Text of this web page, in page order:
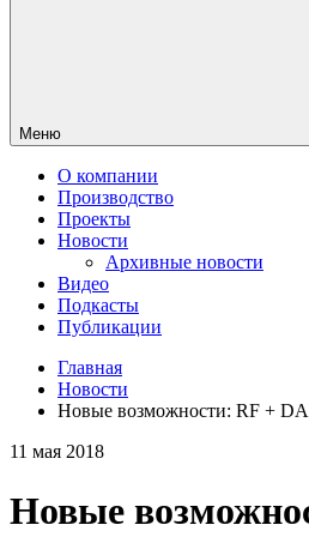
Меню
О компании
Производство
Проекты
Новости
Архивные новости
Видео
Подкасты
Публикации
Главная
Новости
Новые возможности: RF +
11 мая 2018
Новые